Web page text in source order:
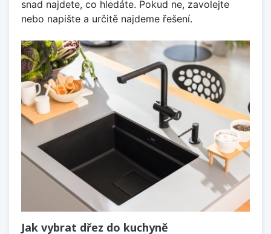
snad najdete, co hledáte. Pokud ne, zavolejte
nebo napište a určitě najdeme řešení.
Jak vybrat dřez do kuchyně